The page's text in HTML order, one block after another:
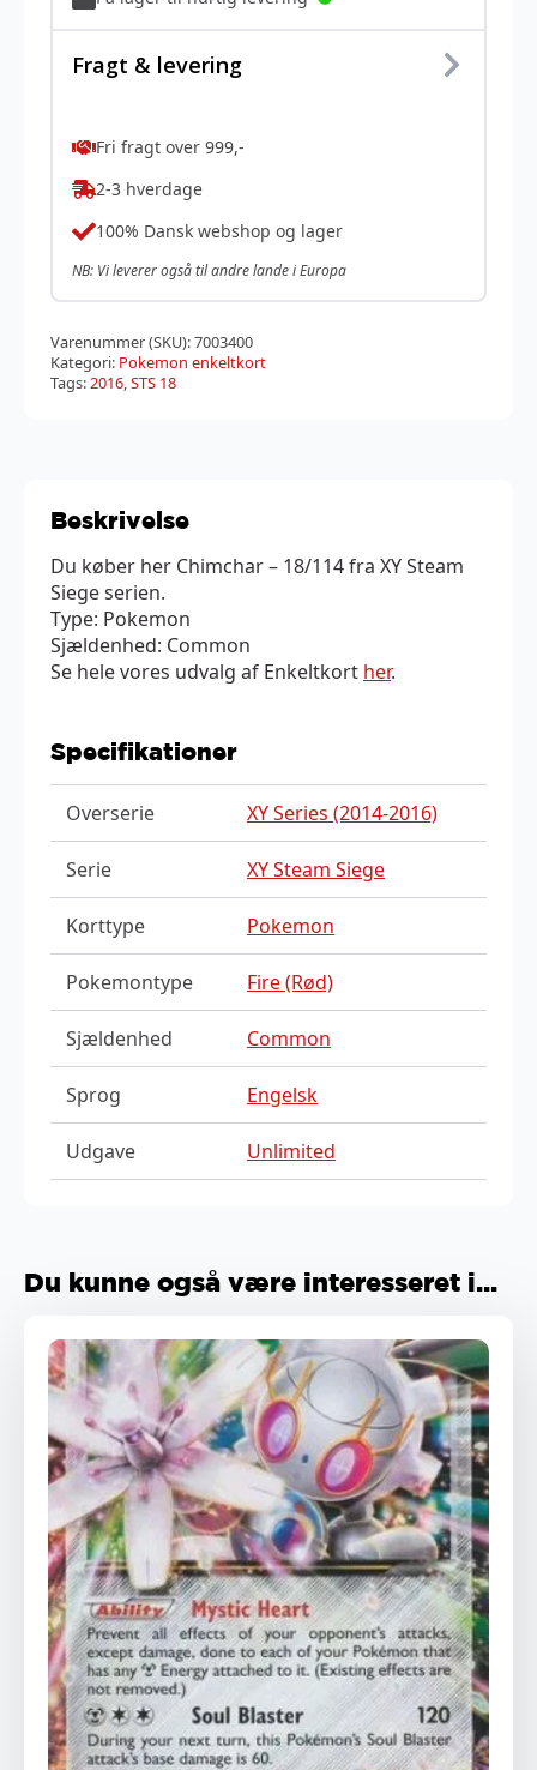
Fragt & levering
Fri fragt over 999,-
2-3 hverdage
100% Dansk webshop og lager
NB: Vi leverer også til andre lande i Europa
Varenummer (SKU):7003400
Kategori: Pokemon enkeltkort
Tags:2016,STS 18
Beskrivelse
Du køber her Chimchar – 18/114 fra XY Steam
Siege serien.
Type: Pokemon
Sjældenhed: Common
Se hele vores udvalg af Enkeltkort her.
Specifikationer
Overserie XY Series (2014-2016)
Serie XY Steam Siege
Korttype Pokemon
Pokemontype Fire (Rød)
Sjældenhed Common
Sprog Engelsk
Udgave Unlimited
Du kunne også være interesseret i...